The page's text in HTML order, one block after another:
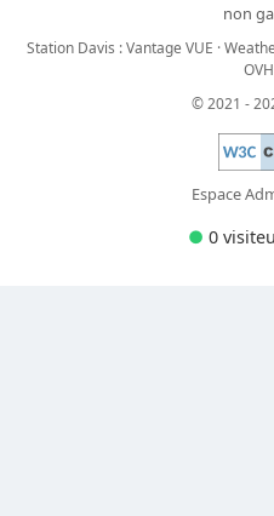
non
Station Davis : Vantage VUE ·
© 2021 -
Espace
● 0